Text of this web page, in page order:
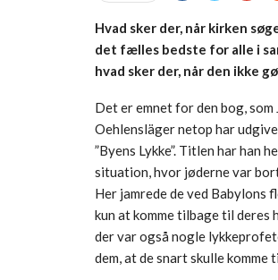
Hvad sker der, når kirken
det fælles bedste for alle i
hvad sker der, når den ikke
Det er emnet for den bog, som
Oehlensläger netop har
”Byens Lykke”. Titlen har han
situation, hvor jøderne var
Her jamrede de ved Babylons
kun at komme tilbage til deres
der var også nogle
dem, at de snart skulle komme